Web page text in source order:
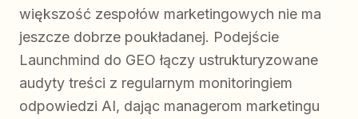
większość zespołów marketingowych nie ma
jeszcze dobrze poukładanej. Podejście
Launchmind do GEO łączy ustrukturyzowane
audyty treści z regularnym monitoringiem
odpowiedzi AI, dając managerom marketingu